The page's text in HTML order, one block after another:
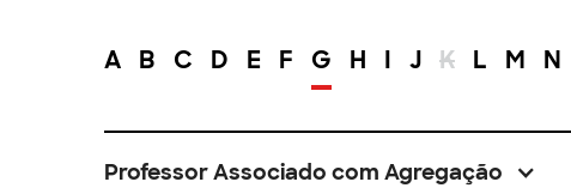
A B C D E F G H I J K L M N
Professor Associado com Agregação